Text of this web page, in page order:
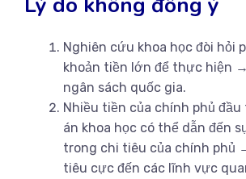
Nghiên cứu khoa học đòi hỏi
khoản tiền lớn để thực hiện
ngân sách quốc gia.
Nhiều tiền của chính phủ
án khoa học có thể dẫn đến
trong chi tiêu của chính phủ
tiêu cực đến các lĩnh vực